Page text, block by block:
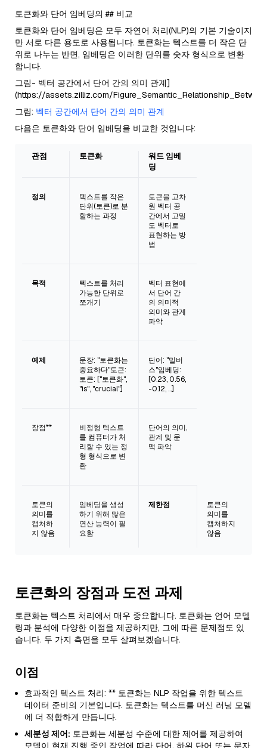
토큰화와 단어 임베딩의 ## 비교
토큰화와 단어 임베딩은 모두 자연어 처리(NLP)의 기본 기술이지
만 서로 다른 용도로 사용됩니다. 토큰화는 텍스트를 더 작은 단
위로 나누는 반면, 임베딩은 이러한 단위를 숫자 형식으로 변환
합니다.
그림- 벡터 공간에서 단어 간의 의미 관계]
(https://assets.zilliz.com/
그림: 벡터 공간에서 단어 간의 의미 관계
다음은 토큰화와 단어 임베딩을 비교한 것입니다:
관점 토큰화
워드 임베
딩
정의
텍스트를 작은
단위(토큰)로 분
할하는 과정
토큰을 고차
원 벡터 공
간에서 고밀
도 벡터로
표현하는 방
법
목적
텍스트를 처리
가능한 단위로
쪼개기
벡터 표현에
서 단어 간
의 의미적
의미와 관계
파악
예제
문장: "토큰화는
중요하다"토큰:
토큰: ["토큰화",
"is", "crucial"]
단어: "밀버
스"임베딩:
[0.23, 0.56,
-0.12, ...]
장점**
비정형 텍스트
를 컴퓨터가 처
리할 수 있는 정
형 형식으로 변
환
단어의 의미,
관계 및 문
맥 파악
토큰의
의미를
캡처하
지 않음
임베딩을 생성
하기 위해 많은
연산 능력이 필
요함
제한점
토큰의
의미를
캡처하지
않음
토큰화의 장점과 도전 과제
토큰화는 텍스트 처리에서 매우 중요합니다. 토큰화는 언어 모델
링과 분석에 다양한 이점을 제공하지만, 그에 따른 문제점도 있
습니다. 두 가지 측면을 모두 살펴보겠습니다.
이점
효과적인 텍스트 처리: ** 토큰화는 NLP 작업을 위한 텍스트
데이터 준비의 기본입니다. 토큰화는 텍스트를 머신 러닝 모델
에 더 적합하게 만듭니다.
세분성 제어: 토큰화는 세분성 수준에 대한 제어를 제공하여
모델이 현재 진행 중인 작업에 따라 단어, 하위 단어 또는 문자